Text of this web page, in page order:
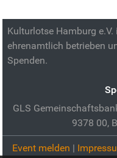
Kulturlotse Hamburg
ehrenamtlich betrieben
Spenden.
GLS
9378 00,
Event melden |